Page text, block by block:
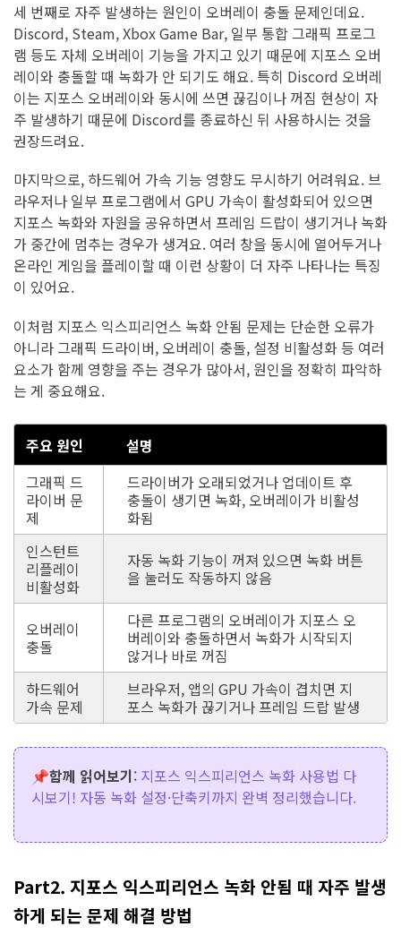
세 번째로 자주 발생하는 원인이 오버레이 충돌 문제인데요.
Discord, Steam, Xbox Game Bar, 일부 통합 그래픽 프로그
램 등도 자체 오버레이 기능을 가지고 있기 때문에 지포스 오버
레이와 충돌할 때 녹화가 안 되기도 해요. 특히 Discord 오버레
이는 지포스 오버레이와 동시에 쓰면 끊김이나 꺼짐 현상이 자
주 발생하기 때문에 Discord를 종료하신 뒤 사용하시는 것을
권장드려요.
마지막으로, 하드웨어 가속 기능 영향도 무시하기 어려워요. 브
라우저나 일부 프로그램에서 GPU 가속이 활성화되어 있으면
지포스 녹화와 자원을 공유하면서 프레임 드랍이 생기거나 녹화
가 중간에 멈추는 경우가 생겨요. 여러 창을 동시에 열어두거나
온라인 게임을 플레이할 때 이런 상황이 더 자주 나타나는 특징
이 있어요.
이처럼 지포스 익스피리언스 녹화 안됨 문제는 단순한 오류가
아니라 그래픽 드라이버, 오버레이 충돌, 설정 비활성화 등 여러
요소가 함께 영향을 주는 경우가 많아서, 원인을 정확히 파악하
는 게 중요해요.
주요 원인
설명
그래픽 드
라이버 문
제
드라이버가 오래되었거나 업데이트 후
충돌이 생기면 녹화, 오버레이가 비활성
화됨
인스턴트
리플레이
비활성화
자동 녹화 기능이 꺼져 있으면 녹화 버튼
을 눌러도 작동하지 않음
오버레이
충돌
다른 프로그램의 오버레이가 지포스 오
버레이와 충돌하면서 녹화가 시작되지
않거나 바로 꺼짐
하드웨어
가속 문제
브라우저, 앱의 GPU 가속이 겹치면 지
포스 녹화가 끊기거나 프레임 드랍 발생
📌함께 읽어보기: 지포스 익스피리언스 녹화 사용법 다
시보기! 자동 녹화 설정·단축키까지 완벽 정리했습니다.
Part2. 지포스 익스피리언스 녹화 안됨 때 자주 발생
하게 되는 문제 해결 방법